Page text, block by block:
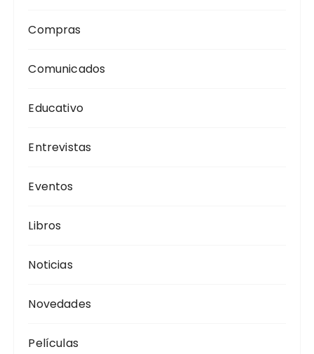
Compras
Comunicados
Educativo
Entrevistas
Eventos
Libros
Noticias
Novedades
Películas